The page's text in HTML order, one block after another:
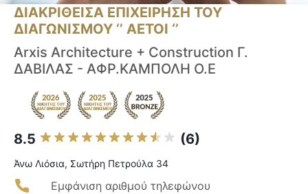
ΔΙΑΚΡΙΘΕΙΣΑ ΕΠΙΧΕΙΡΗΣΗ ΤΟΥ
ΔΙΑΓΩΝΙΣΜΟΥ ‘’ ΑΕΤΟΙ ‘’
Arxis Architecture + Construction Γ.
ΔΑΒΙΛΑΣ - ΑΦΡ.ΚΑΜΠΟΛΗ Ο.Ε
8.5 (6)
Άνω Λιόσια, Σωτήρη Πετρούλα 34
Εμφάνιση αριθμού τηλεφώνου